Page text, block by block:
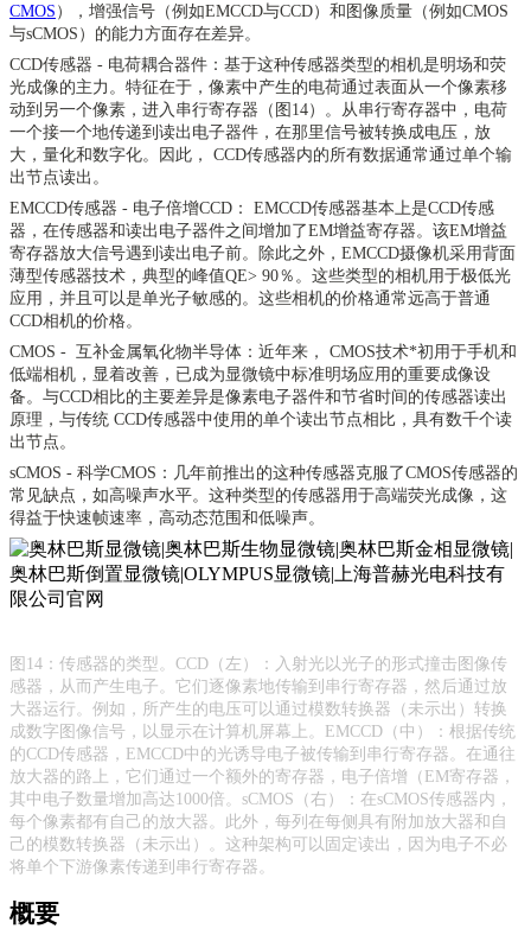
CMOS ），增强信号（例如EMCCD与CCD）和图像质量（例如CMOS
与sCMOS）的能力方面存在差异。
CCD传感器 - 电荷耦合器件：基于这种传感器类型的相机是明场和荧
光成像的主力。特征在于，像素中产生的电荷通过表面从一个像素移
动到另一个像素，进入串行寄存器（图14）。从串行寄存器中，电荷
一个接一个地传递到读出电子器件，在那里信号被转换成电压，放
大，量化和数字化。因此， CCD传感器内的所有数据通常通过单个输
出节点读出。
EMCCD传感器 - 电子倍增CCD： EMCCD传感器基本上是CCD传感
器，在传感器和读出电子器件之间增加了EM增益寄存器。该EM增益
寄存器放大信号遇到读出电子前。除此之外， EMCCD摄像机采用背面
薄型传感器技术，典型的峰值QE> 90％。这些类型的相机用于极低光
应用，并且可以是单光子敏感的。这些相机的价格通常远高于普通
CCD相机的价格。
CMOS - 互补金属氧化物半导体：近年来， CMOS技术*初用于手机和
低端相机，显着改善，已成为显微镜中标准明场应用的重要成像设
备。与CCD相比的主要差异是像素电子器件和节省时间的传感器读出
原理，与传统 CCD传感器中使用的单个读出节点相比，具有数千个读
出节点。
sCMOS - 科学CMOS：几年前推出的这种传感器克服了CMOS传感器的
常见缺点，如高噪声水平。这种类型的传感器用于高端荧光成像，这
得益于快速帧速率，高动态范围和低噪声。
图 14：传感器的类型。CCD（左）：入射光以光子的形式撞击图像传
感器，从而产生电子。它们逐像素地传输到串行寄存器，然后通过放
大器运行。例如，所产生的电压可以通过模数转换器（未示出）转换
成数字图像信号，以显示在计算机屏幕上。EMCCD（中）：根据传统
的CCD传感器，EMCCD中的光诱导电子被传输到串行寄存器。在通往
放大器的路上，它们通过一个额外的寄存器，电子倍增（EM寄存器，
其中电子数量增加高达1000倍。sCMOS（右）：在sCMOS传感器内，
每个像素都有自己的放大器。此外，每列在每侧具有附加放大器和自
己的模数转换器（未示出）。这种架构可以固定读出，因为电子不必
将单个下游像素传递到串行寄存器。
概要